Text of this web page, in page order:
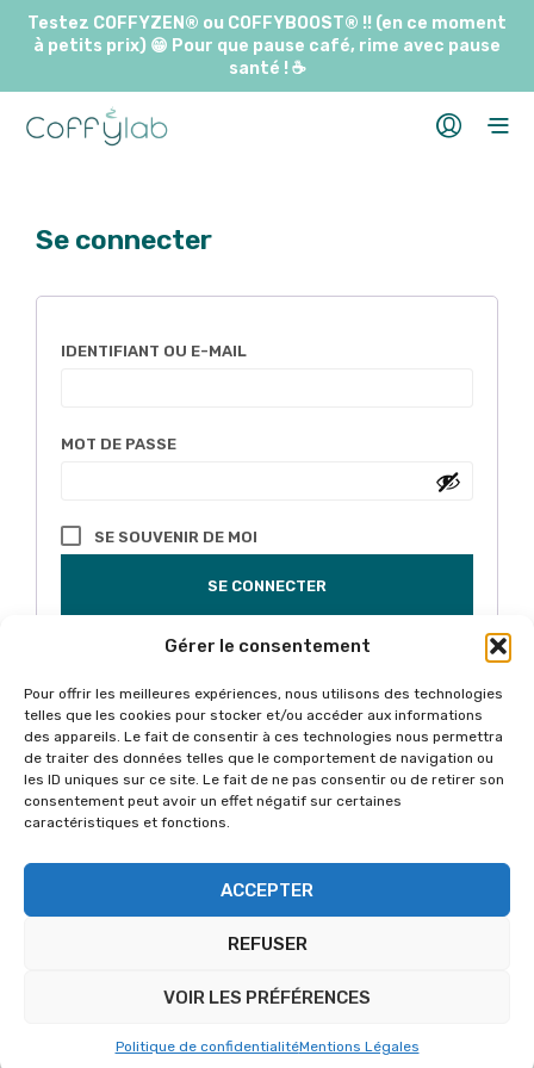
Gérer le consentement
Pour offrir les meilleures expériences, nous utilisons des technologies
telles que les cookies pour stocker et/ou accéder aux informations
des appareils. Le fait de consentir à ces technologies nous permettra
de traiter des données telles que le comportement de navigation ou
les ID uniques sur ce site. Le fait de ne pas consentir ou de retirer son
consentement peut avoir un effet négatif sur certaines
caractéristiques et fonctions.
ACCEPTER
REFUSER
VOIR LES PRÉFÉRENCES
Politique de confidentialitéMentions Légales
Testez COFFYZEN® ou COFFYBOOST® !! (en ce moment
à petits prix) 😁 Pour que pause café, rime avec pause
santé ! ☕️
Se connecter
IDENTIFIANT OU E-MAIL
MOT DE PASSE
SE SOUVENIR DE MOI
SE CONNECTER
Mot de passe perdu ?
© NNP Solutions et Standbybusiness